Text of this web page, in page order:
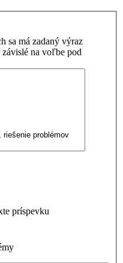
sa má zadaný výraz
na voľbe pod
príspevku